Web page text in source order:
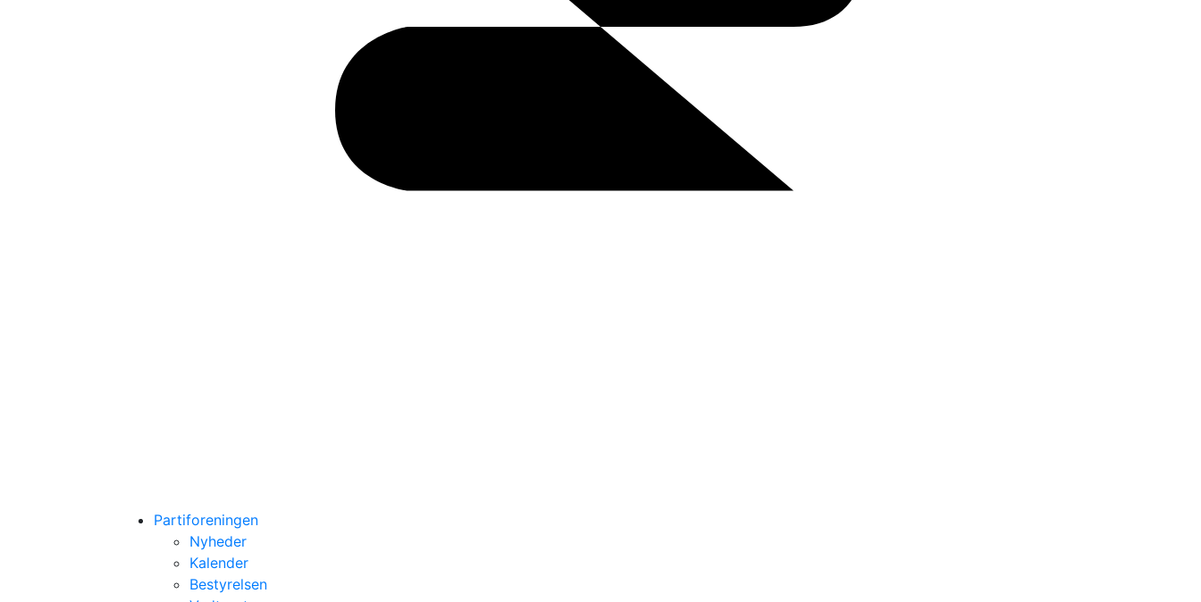
Partiforeningen
Nyheder
Kalender
Bestyrelsen